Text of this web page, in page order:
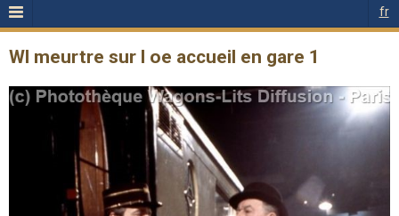
fr
Wl meurtre sur l oe accueil en gare 1